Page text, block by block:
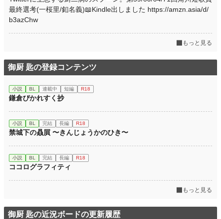
最終選考(一桜里/釦名義)📖Kindle出しました https://amzn.asia/d/
b3azChw
もっと見る
御厨 匙の登録コンテンツ
小説 BL 連載中 短編 R18
鎌倉ぴかれすく抄
小説 BL 完結 長編 R18
禁城下の贔屓 〜きんじょうかのひき〜
小説 BL 完結 長編 R18
ココログラフィティ
もっと見る
御厨 匙の近況ボードの更新履歴